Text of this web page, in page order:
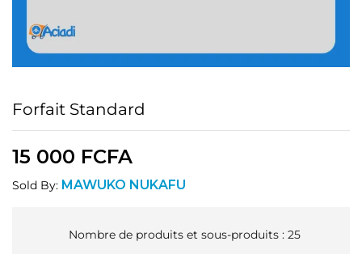
Forfait Standard
15 000 FCFA
Sold By: MAWUKO NUKAFU
Nombre de produits et sous-produits : 25